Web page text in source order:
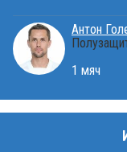
Антон
1 мяч